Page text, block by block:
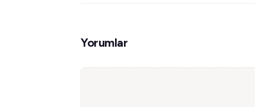
Yorumlar